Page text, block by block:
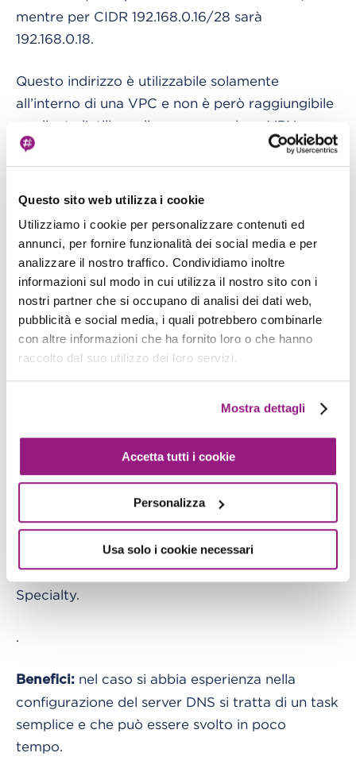
Questo sito web utilizza i cookie
Utilizziamo i cookie per personalizzare contenuti ed
annunci, per fornire funzionalità dei social media e per
analizzare il nostro traffico. Condividiamo inoltre
informazioni sul modo in cui utilizza il nostro sito con i
nostri partner che si occupano di analisi dei dati web,
pubblicità e social media, i quali potrebbero combinarle
con altre informazioni che ha fornito loro o che hanno
raccolto dal suo utilizzo dei loro servizi.
Mostra dettagli
Accetta tutti i cookie
Personalizza
Usa solo i cookie necessari
mentre per CIDR 192.168.0.16/28 sarà
192.168.0.18.
Questo indirizzo è utilizzabile solamente
all’interno di una VPC e non è però raggiungibile
mediante l’utilizzo di una connessione VPN o
Direct Connect.
implementazione ha vantaggi e svantaggi, la
scelta dello strumento migliore dipende
solamente dai vostri requisiti di business ed
usabilità.
1. Usare istanze EC2
di istanze EC2 è possibile fare il forward delle
query alla zona interna Route53 ed è possibile
anche configurare il server DNS come
conditional forwarderper i servizi on-premise.
Suggerimento: questa domanda è presente
frequentemente negli esami di certificazione
certificazione per la Advanced Networking
Specialty.
.
Benefici: nel caso si abbia esperienza nella
configurazione del server DNS si tratta di un task
semplice e che può essere svolto in poco
tempo.